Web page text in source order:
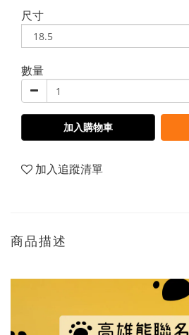
尺寸
數量
加入購物車
加入追蹤清單
商品描述